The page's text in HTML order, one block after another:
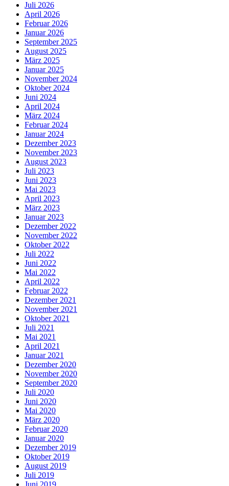
Juli 2026
April 2026
Februar 2026
Januar 2026
September 2025
August 2025
März 2025
Januar 2025
November 2024
Oktober 2024
Juni 2024
April 2024
März 2024
Februar 2024
Januar 2024
Dezember 2023
November 2023
August 2023
Juli 2023
Juni 2023
Mai 2023
April 2023
März 2023
Januar 2023
Dezember 2022
November 2022
Oktober 2022
Juli 2022
Juni 2022
Mai 2022
April 2022
Februar 2022
Dezember 2021
November 2021
Oktober 2021
Juli 2021
Mai 2021
April 2021
Januar 2021
Dezember 2020
November 2020
September 2020
Juli 2020
Juni 2020
Mai 2020
März 2020
Februar 2020
Januar 2020
Dezember 2019
Oktober 2019
August 2019
Juli 2019